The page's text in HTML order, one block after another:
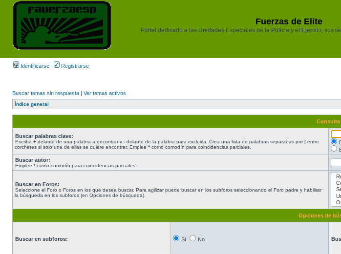
Fuerzas de Elite
Portal dedicado a las Unidades Especiales de la Policia y el Ejercito, sus
Identificarse Registrarse
Buscar temas sin respuesta | Ver temas activos
Índice general
Consulta
Buscar palabras clave:
Escriba + delante de una palabra a encontrar y - delante de la palabra para excluirla. Crea una lista de palabras separadas por| entre
corchetes si solo una de ellas se quiere encontrar. Emplee * como comodín para coincidencias parciales.
Buscar autor:
Emplee * como comodín para coincidencias parciales.
Buscar en Foros:
Seleccione el Foro o Foros en los que desea buscar. Para agilizar puede buscar en los subforos seleccionando el Foro padre y habilitar
la búsqueda en los subforos (en Opciones de búsqueda).
Opciones de
Buscar en subforos: Sí No